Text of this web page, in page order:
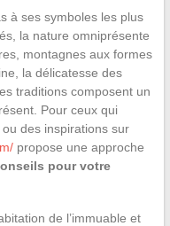
à ses symboles les plus
la nature omniprésente
montagnes aux formes
la délicatesse des
traditions composent un
Pour ceux qui
des inspirations sur
propose une approche
pour votre
de l’immuable et